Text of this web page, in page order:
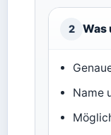
2 Was
Name